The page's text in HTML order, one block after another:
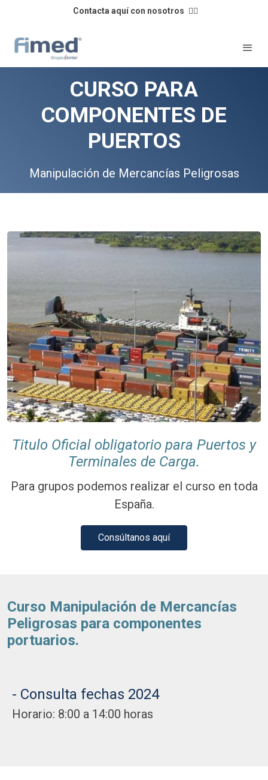
Contacta aquí con nosotros 👈🏼
CURSO PARA
COMPONENTES DE
PUERTOS
Manipulación de Mercancías Peligrosas
Titulo Oficial obligatorio para Puertos y
Terminales de Carga.
Para grupos podemos realizar el curso en toda
España.
Consúltanos aquí
Curso Manipulación de Mercancías
Peligrosas para componentes
portuarios.
- Consulta fechas 2024
Horario: 8:00 a 14:00 horas